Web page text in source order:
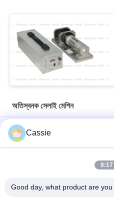
অতিস্বনক সেলাই মেশিন
12 মিমি রোটারি হুইল সহ ফ্যাব্রিক সিলিং
মেশিনCassie
9:17
Good day, what product are